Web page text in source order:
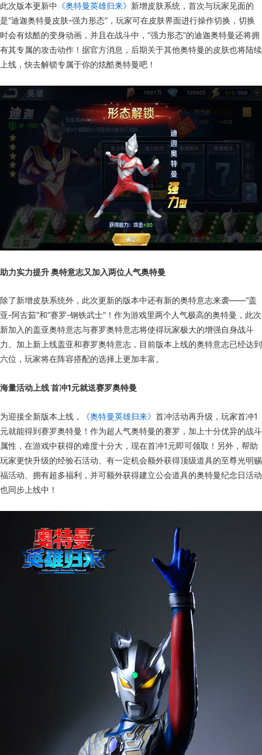
此次版本更新中 《奥特曼英雄归来》 新增皮肤系统，首次与玩家见面的
是“迪迦奥特曼皮肤-强力形态”，玩家可在皮肤界面进行操作切换，切换
时会有炫酷的变身动画，并且在战斗中，“强力形态”的迪迦奥特曼还将拥
有其专属的攻击动作！据官方消息，后期关于其他奥特曼的皮肤也将陆续
上线，快去解锁专属于你的炫酷奥特曼吧！
助力实力提升 奥特意志又加入两位人气奥特曼
除了新增皮肤系统外，此次更新的版本中还有新的奥特意志来袭——“盖
亚-阿古茹”和“赛罗-钢铁武士”！作为游戏里两个人气极高的奥特曼，此次
新加入的盖亚奥特意志与赛罗奥特意志将使得玩家极大的增强自身战斗
力。加上新上线盖亚和赛罗奥特意志，目前版本上线的奥特意志已经达到
六位，玩家将在阵容搭配的选择上更加丰富。
海量活动上线 首冲1元就送赛罗奥特曼
为迎接全新版本上线， 《奥特曼英雄归来》 首冲活动再升级，玩家首冲1
元就能得到赛罗奥特曼！作为超人气奥特曼的赛罗，加上十分优异的战斗
属性，在游戏中获得的难度十分大，现在首冲1元即可领取！另外，帮助
玩家更快升级的经验石活动、有一定机会额外获得顶级道具的至尊光明赐
福活动、拥有超多福利，并可额外获得建立公会道具的奥特曼纪念日活动
也同步上线中！